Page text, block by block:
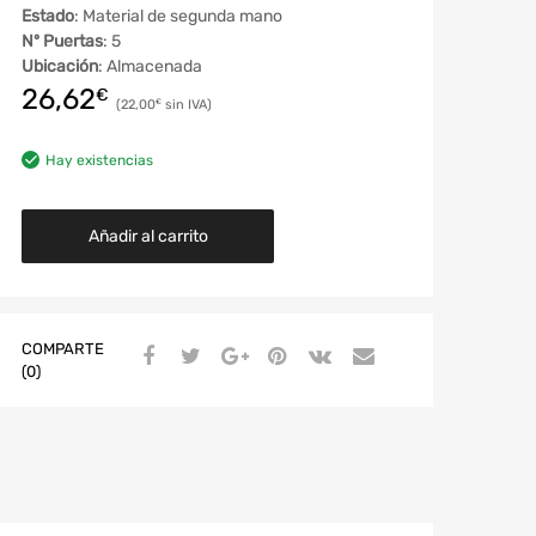
Estado: Material de segunda mano
Nº Puertas: 5
Ubicación: Almacenada
26,62€ 22,00€
Hay existencias
Añadir al carrito
COMPARTE
(0)